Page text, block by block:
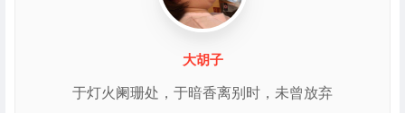
大胡子
于灯火阑珊处，于暗香离别时，未曾放弃